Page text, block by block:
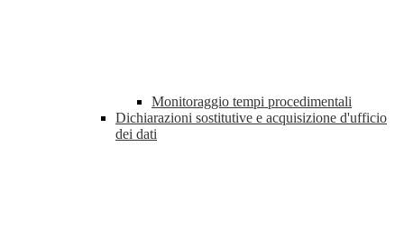
Monitoraggio tempi procedimentali
Dichiarazioni sostitutive e acquisizione d'ufficio
dei dati